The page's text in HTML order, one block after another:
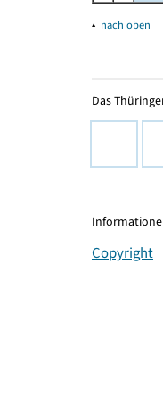
▴ nach oben
Das
Copyright